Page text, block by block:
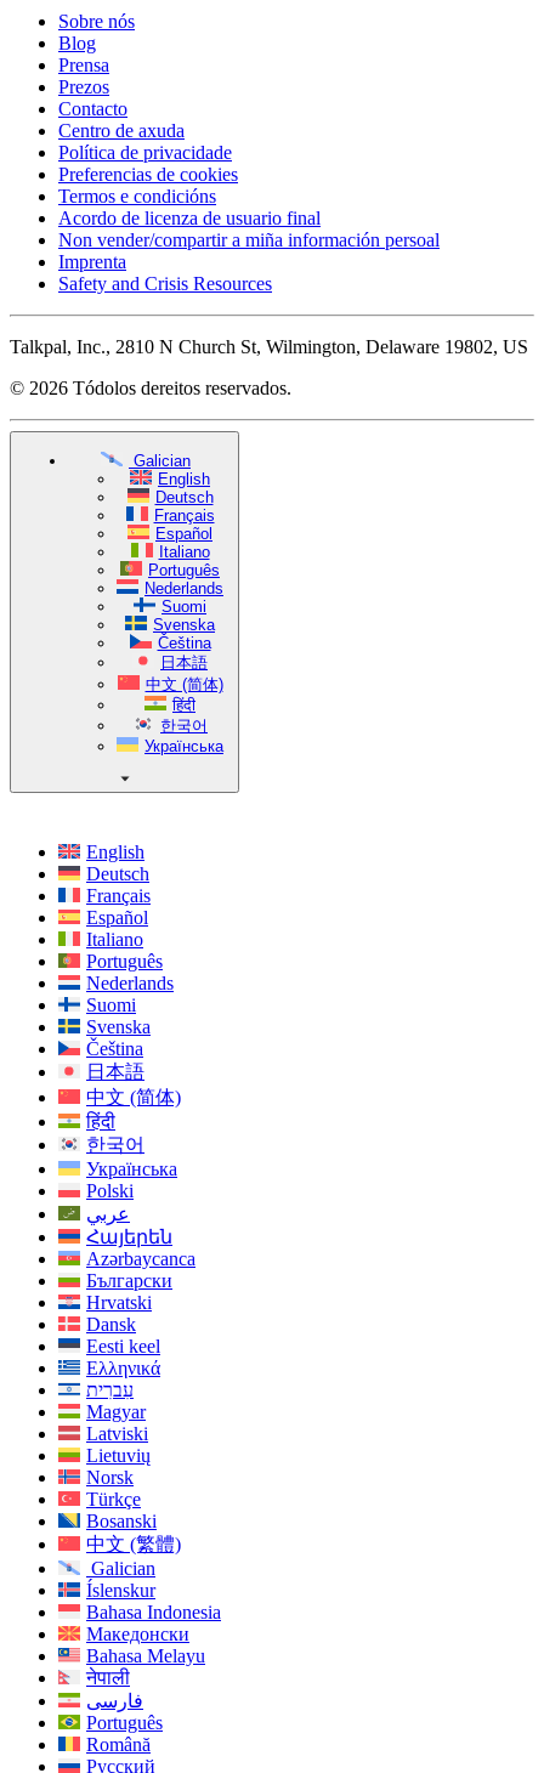
Sobre nós
Blog
Prensa
Prezos
Contacto
Centro de axuda
Política de privacidade
Preferencias de cookies
Termos e condicións
Acordo de licenza de usuario final
Non vender/compartir a miña información persoal
Imprenta
Safety and Crisis Resources
Talkpal, Inc., 2810 N Church St, Wilmington, Delaware 19802, US
© 2026 Tódolos dereitos reservados.
Galician
English
Deutsch
Français
Español
Italiano
Português
Nederlands
Suomi
Svenska
Čeština
日本語
中文 (简体)
हिंदी
한국어
Українська
English
Deutsch
Français
Español
Italiano
Português
Nederlands
Suomi
Svenska
Čeština
日本語
中文 (简体)
हिंदी
한국어
Українська
Polski
عربي
Հայերեն
Azərbaycanca
Български
Hrvatski
Dansk
Eesti keel
Ελληνικά
עִברִית
Magyar
Latviski
Lietuvių
Norsk
Türkçe
Bosanski
中文 (繁體)
Galician
Íslenskur
Bahasa Indonesia
Македонски
Bahasa Melayu
नेपाली
فارسی
Português
Română
Русский